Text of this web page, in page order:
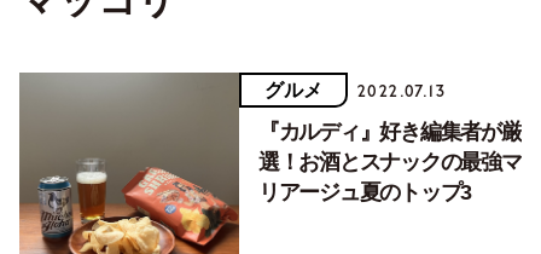
グルメ 2022.07.13
『カルディ』好き編集者が厳
選！お酒とスナックの最強マ
リアージュ夏のトップ3